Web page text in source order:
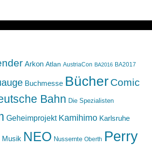
Arkon Atlan AustriaCon BA2016 BA2017
Buchmesse Bücher Comic
Bahn Die Spezialisten
Geheimprojekt Kamihimo Karlsruhe
Musik NEO Nussernte Oberth Perry